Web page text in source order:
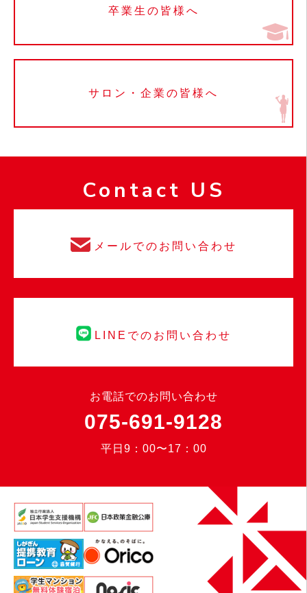
卒業生の皆様へ
サロン・企業の皆様へ
Contact US
メールでのお問い合わせ
LINEでのお問い合わせ
お電話でのお問い合わせ
075-691-9128
平日9：00〜17：00